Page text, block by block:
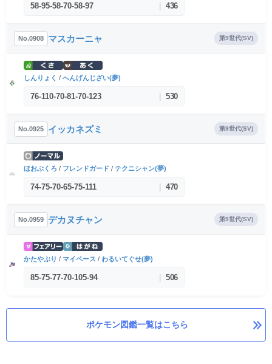
58-95-58-70-58-97 | 436
No.0908 マスカーニャ 第9世代(SV)
しんりょく / へんげんじざい(夢)
76-110-70-81-70-123 | 530
No.0925 イッカネズミ 第9世代(SV)
ほおぶくろ / フレンドガード / テクニシャン(夢)
74-75-70-65-75-111 | 470
No.0959 デカヌチャン 第9世代(SV)
かたやぶり / マイペース / わるいてぐせ(夢)
85-75-77-70-105-94 | 506
ポケモン図鑑一覧はこちら